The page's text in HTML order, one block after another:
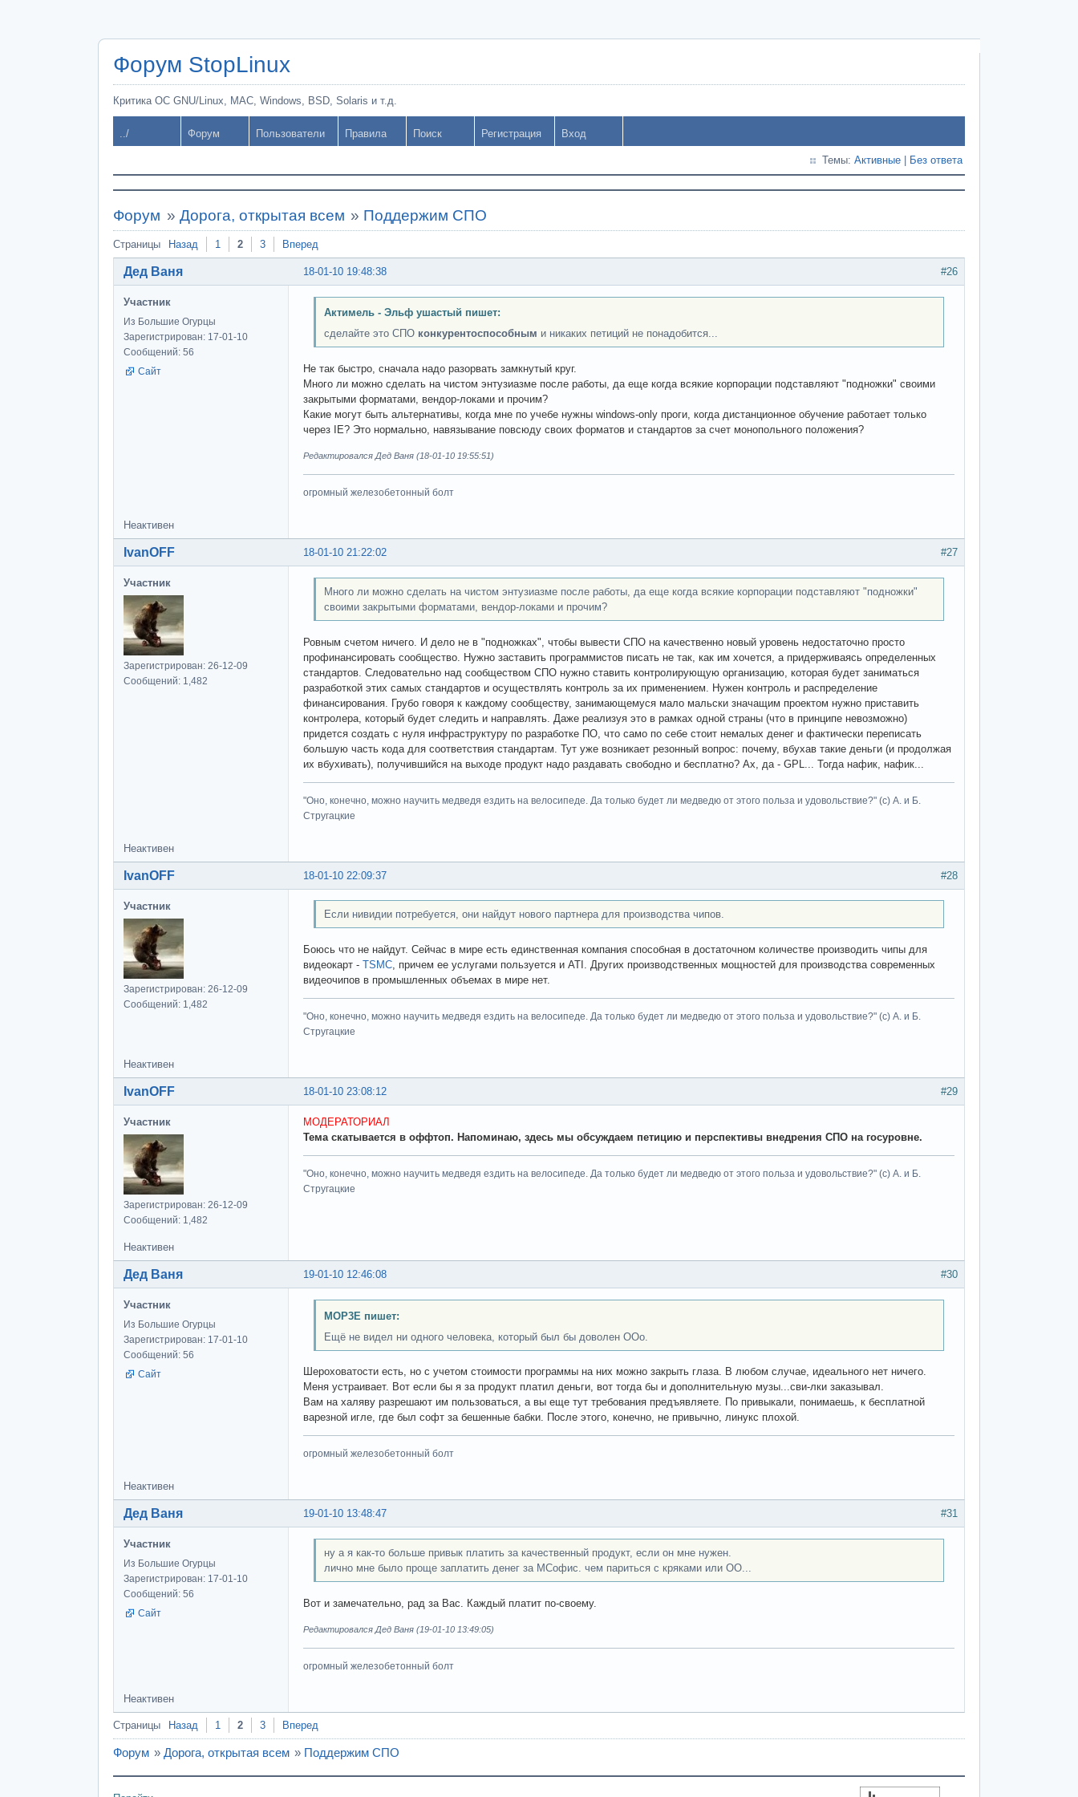
Форум StopLinux
Критика ОС GNU/Linux, MAC, Windows, BSD, Solaris и т.д.
../ Форум Пользователи Правила Поиск Регистрация Вход
Темы: Активные Без ответа
Форум » Дорога, открытая всем » Поддержим СПО
Страницы Назад 1 2 3 Вперед
#26
18-01-10 19:48:38
Дед Ваня
Участник
Из Большие Огурцы
Зарегистрирован: 17-01-10
Сообщений: 56
Сайт
Актимель - Эльф ушастый пишет:
сделайте это СПО конкурентоспособным и никаких петиций не понадобится...
Не так быстро, сначала надо разорвать замкнутый круг.
Много ли можно сделать на чистом энтузиазме после работы, да еще когда всякие корпорации подставляют "подножки" своими
закрытыми форматами, вендор-локами и прочим?
Какие могут быть альтернативы, когда мне по учебе нужны windows-only проги, когда дистанционное обучение работает только
через IE? Это нормально, навязывание повсюду своих форматов и стандартов за счет монопольного положения?
Редактировался Дед Ваня (18-01-10 19:55:51)
огромный железобетонный болт
Неактивен
#27
18-01-10 21:22:02
IvanOFF
Участник
Зарегистрирован: 26-12-09
Сообщений: 1,482
Много ли можно сделать на чистом энтузиазме после работы, да еще когда всякие корпорации подставляют "подножки"
своими закрытыми форматами, вендор-локами и прочим?
Ровным счетом ничего. И дело не в "подножках", чтобы вывести СПО на качественно новый уровень недостаточно просто
профинансировать сообщество. Нужно заставить программистов писать не так, как им хочется, а придерживаясь определенных
стандартов. Следовательно над сообществом СПО нужно ставить контролирующую организацию, которая будет заниматься
разработкой этих самых стандартов и осуществлять контроль за их применением. Нужен контроль и распределение
финансирования. Грубо говоря к каждому сообществу, занимающемуся мало мальски значащим проектом нужно приставить
контролера, который будет следить и направлять. Даже реализуя это в рамках одной страны (что в принципе невозможно)
придется создать с нуля инфраструктуру по разработке ПО, что само по себе стоит немалых денег и фактически переписать
большую часть кода для соответствия стандартам. Тут уже возникает резонный вопрос: почему, вбухав такие деньги (и продолжая
их вбухивать), получившийся на выходе продукт надо раздавать свободно и бесплатно? Ах, да - GPL... Тогда нафик, нафик...
"Оно, конечно, можно научить медведя ездить на велосипеде. Да только будет ли медведю от этого польза и удовольствие?" (с) А. и Б.
Стругацкие
Неактивен
#28
18-01-10 22:09:37
IvanOFF
Участник
Зарегистрирован: 26-12-09
Сообщений: 1,482
Если нивидии потребуется, они найдут нового партнера для производства чипов.
Боюсь что не найдут. Сейчас в мире есть единственная компания способная в достаточном количестве производить чипы для
видеокарт - TSMC, причем ее услугами пользуется и ATI. Других производственных мощностей для производства современных
видеочипов в промышленных объемах в мире нет.
"Оно, конечно, можно научить медведя ездить на велосипеде. Да только будет ли медведю от этого польза и удовольствие?" (с) А. и Б.
Стругацкие
Неактивен
#29
18-01-10 23:08:12
IvanOFF
Участник
Зарегистрирован: 26-12-09
Сообщений: 1,482
МОДЕРАТОРИАЛ
Тема скатывается в оффтоп. Напоминаю, здесь мы обсуждаем петицию и перспективы внедрения СПО на госуровне.
"Оно, конечно, можно научить медведя ездить на велосипеде. Да только будет ли медведю от этого польза и удовольствие?" (с) А. и Б.
Стругацкие
Неактивен
#30
19-01-10 12:46:08
Дед Ваня
Участник
Из Большие Огурцы
Зарегистрирован: 17-01-10
Сообщений: 56
Сайт
MOP3E пишет:
Ещё не видел ни одного человека, который был бы доволен ООо.
Шероховатости есть, но с учетом стоимости программы на них можно закрыть глаза. В любом случае, идеального нет ничего.
Меня устраивает. Вот если бы я за продукт платил деньги, вот тогда бы и дополнительную музы...сви-лки заказывал.
Вам на халяву разрешают им пользоваться, а вы еще тут требования предъявляете. По привыкали, понимаешь, к бесплатной
варезной игле, где был софт за бешенные бабки. После этого, конечно, не привычно, линукс плохой.
огромный железобетонный болт
Неактивен
#31
19-01-10 13:48:47
Дед Ваня
Участник
Из Большие Огурцы
Зарегистрирован: 17-01-10
Сообщений: 56
Сайт
ну а я как-то больше привык платить за качественный продукт, если он мне нужен.
лично мне было проще заплатить денег за МСофис. чем париться с кряками или ОО...
Вот и замечательно, рад за Вас. Каждый платит по-своему.
Редактировался Дед Ваня (19-01-10 13:49:05)
огромный железобетонный болт
Неактивен
Страницы Назад 1 2 3 Вперед
Форум » Дорога, открытая всем » Поддержим СПО